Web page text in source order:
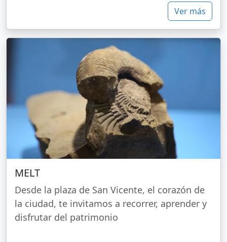
Ver más
MELT
Desde la plaza de San Vicente, el corazón de
la ciudad, te invitamos a recorrer, aprender y
disfrutar del patrimonio